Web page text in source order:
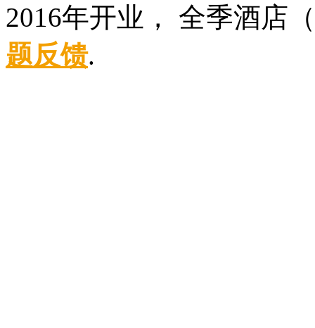
2016年开业， 全季酒
题反馈.